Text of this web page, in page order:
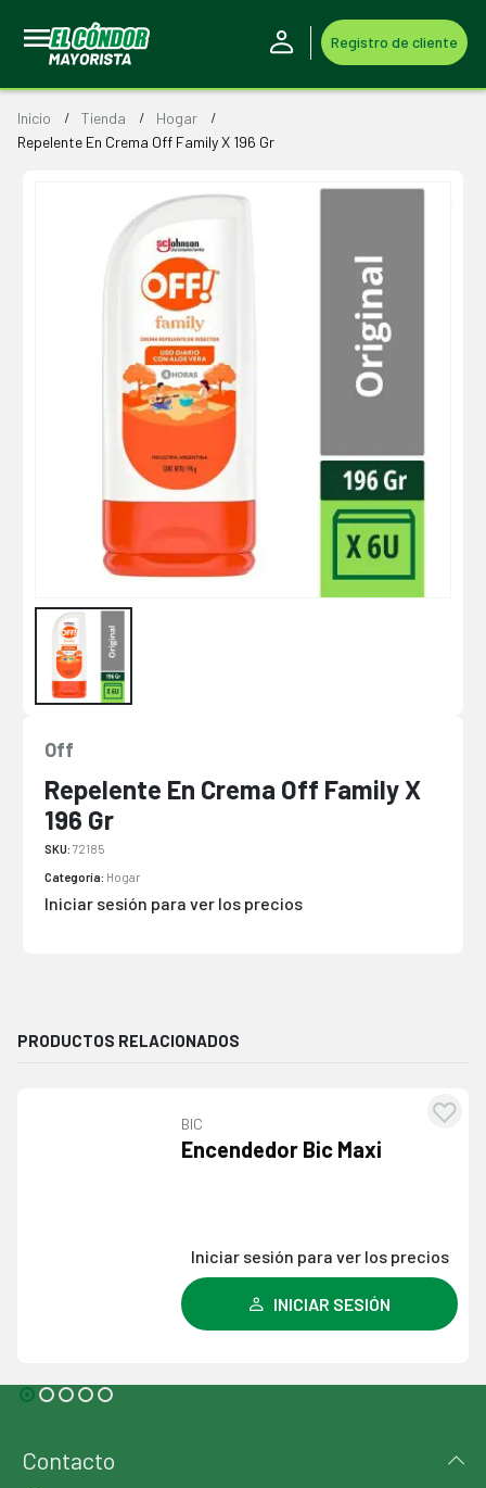
Registro de cliente
Inicio Tienda
Hogar
Repelente En Crema Off Family X 196 Gr
Off
Repelente En Crema Off Family X
196 Gr
SKU: 72185
Categoría: Hogar
Iniciar sesión para ver los precios
PRODUCTOS RELACIONADOS
BIC
Encendedor Bic Maxi
Iniciar sesión para ver los precios
INICIAR SESIÓN
Contacto